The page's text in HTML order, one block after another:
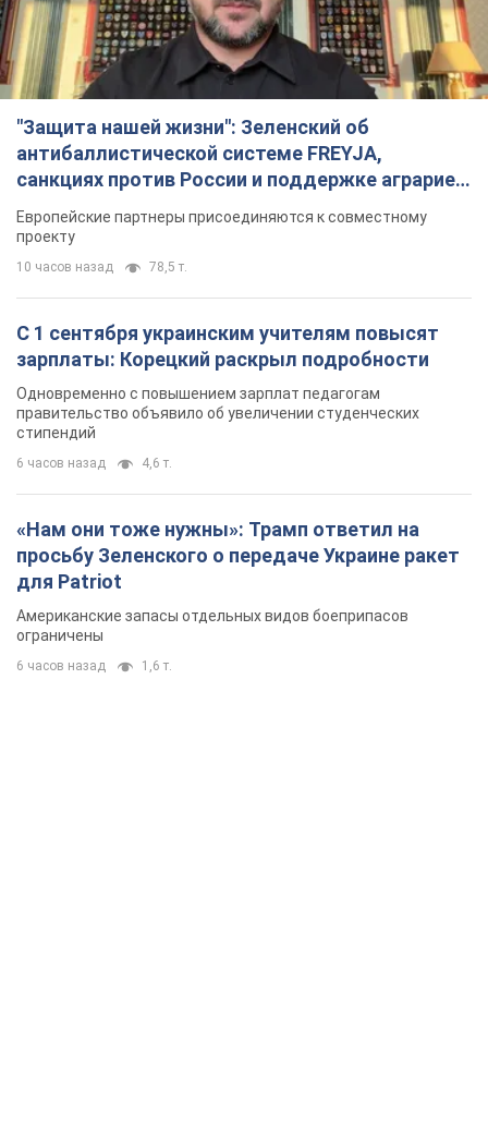
"Защита нашей жизни": Зеленский об
антибаллистической системе FREYJA,
санкциях против России и поддержке аграриев.
Видео
Европейские партнеры присоединяются к совместному
проекту
10 часов назад 78,5 т.
С 1 сентября украинским учителям повысят
зарплаты: Корецкий раскрыл подробности
Одновременно с повышением зарплат педагогам
правительство объявило об увеличении студенческих
стипендий
6 часов назад 4,6 т.
«Нам они тоже нужны»: Трамп ответил на
просьбу Зеленского о передаче Украине ракет
для Patriot
Американские запасы отдельных видов боеприпасов
ограничены
6 часов назад 1,6 т.